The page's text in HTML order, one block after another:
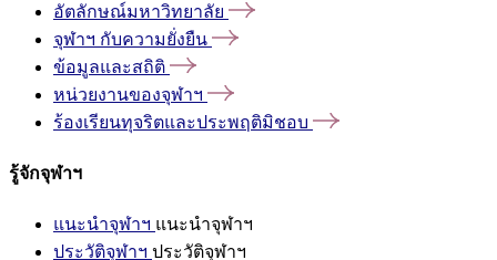
อัตลักษณ์มหาวิทยาลัย
จุฬาฯ กับความยั่งยืน
ข้อมูลและสถิติ
หน่วยงานของจุฬาฯ
ร้องเรียนทุจริตและประพฤติมิชอบ
รู้จักจุฬาฯ
แนะนำจุฬาฯ แนะนำจุฬาฯ
ประวัติจุฬาฯ ประวัติจุฬาฯ